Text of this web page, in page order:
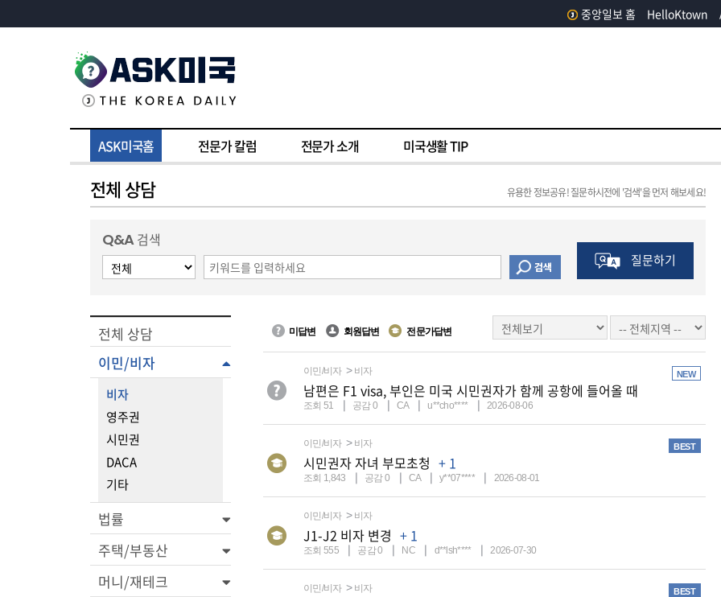
중앙일보 홈 HelloKtown
ASK미국홈 전문가 칼럼 전문가 소개 미국생활 TIP
전체 상담 유용한 정보공유! 질문하시전에 '검색'을 먼저 해보세요!
Q&A검색
질문하기
전체 상담
이민/비자
비자
영주권
시민권
DACA
기타
법률
주택/부동산
머니/재테크
미답변 회원답변 전문가답변
이민/비자 비자 NEW
남편은 F1 visa, 부인은 미국 시민권자가 함께 공항에 들어올 때
조회 51 공감0 CA u**cho**** 2026-08-06
이민/비자 비자 BEST
시민권자 자녀 부모초청 + 1
조회 1,843 공감0 CA y**07**** 2026-08-01
이민/비자 비자
J1-J2 비자 변경 + 1
조회 555 공감0 NC d**lsh**** 2026-07-30
이민/비자 비자 BEST